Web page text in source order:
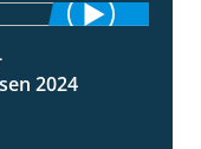
2024